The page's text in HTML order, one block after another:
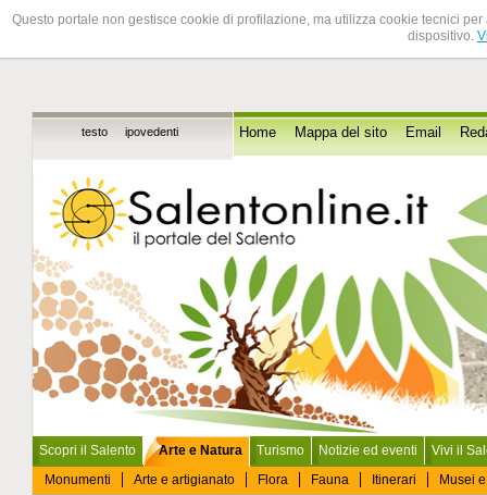
Questo portale non gestisce cookie di profilazione, ma utilizza cookie tecnici
dispositivo.
testo ipovedenti Home Mappa del sito Email
Scopri il Salento
Arte e Natura
Monumenti
Arte e artigianato Flora Fauna Itinerari Musei
Turismo Notizie ed eventi Vivi il